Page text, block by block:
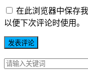
在此浏览器中保存
以便下次评论时使用。